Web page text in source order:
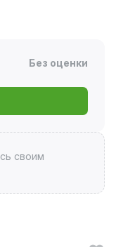
Без оценки
своим